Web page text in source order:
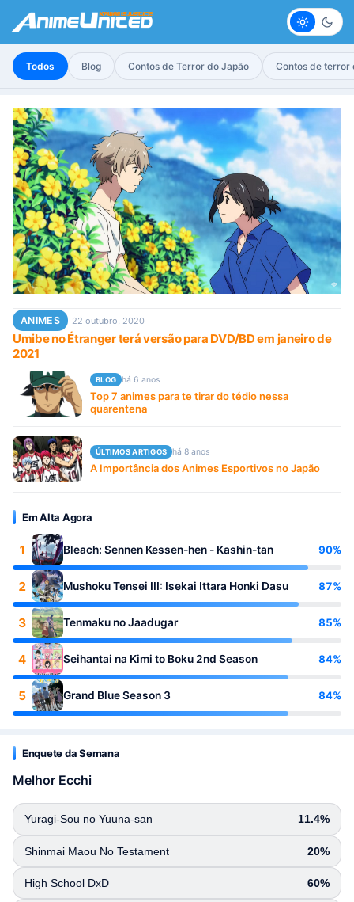
Claro
Todos Blog Contos de Terror do Japão Contos de terror
ANIMES 22 outubro, 2020
Umibe no Étranger terá versão para DVD/BD em janeiro de
2021
BLOG há 6 anos
Top 7 animes para te tirar do tédio nessa
quarentena
ÚLTIMOS ARTIGOS há 8 anos
A Importância dos Animes Esportivos no Japão
Em Alta Agora
1 Bleach: Sennen Kessen-hen - Kashin-tan 90%
2 Mushoku Tensei III: Isekai Ittara Honki Dasu 87%
3 Tenmaku no Jaadugar 85%
4 Seihantai na Kimi to Boku 2nd Season 84%
5 Grand Blue Season 3 84%
Enquete da Semana
Melhor Ecchi
Yuragi-Sou no Yuuna-san 11.4%
Shinmai Maou No Testament 20%
High School DxD 60%